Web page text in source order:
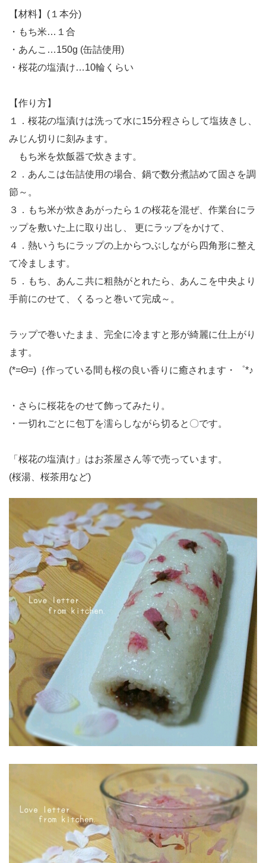
【材料】(１本分)
・もち米…１合
・あんこ…150g (缶詰使用)
・桜花の塩漬け…10輪くらい
【作り方】
１．桜花の塩漬けは洗って水に15分程さらして塩抜きし、
みじん切りに刻みます。
もち米を炊飯器で炊きます。
２．あんこは缶詰使用の場合、鍋で数分煮詰めて固さを調
節～。
３．もち米が炊きあがったら１の桜花を混ぜ、作業台にラ
ップを敷いた上に取り出し、 更にラップをかけて、
４．熱いうちにラップの上からつぶしながら四角形に整え
て冷まします。
５．もち、あんこ共に粗熱がとれたら、あんこを中央より
手前にのせて、くるっと巻いて完成～。
ラップで巻いたまま、完全に冷ますと形が綺麗に仕上がり
ます。
(*=Θ=)｛作っている間も桜の良い香りに癒されます・゜*♪
・さらに桜花をのせて飾ってみたり。
・一切れごとに包丁を濡らしながら切ると〇です。
「桜花の塩漬け」はお茶屋さん等で売っています。
(桜湯、桜茶用など)